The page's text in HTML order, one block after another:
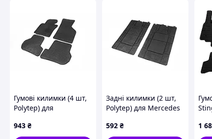
Гумові килимки (4 шт,
Polytep) для
2008-2014 рр
943 ₴
Задні килимки (2 шт,
Polytep) для Mercedes
2018 рр
592 ₴
рр
1